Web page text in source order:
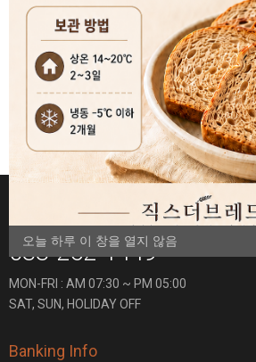
오늘 하루 이 창을 열지 않음
CS Center
033-262-1449
MON-FRI : AM 07:30 ~ PM 05:00
SAT, SUN, HOLIDAY OFF
Banking Info